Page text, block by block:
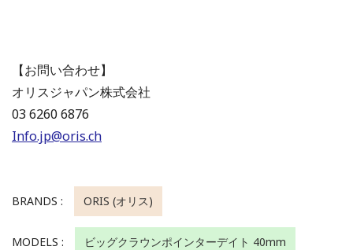
【お問い合わせ】
オリスジャパン株式会社
03 6260 6876
Info.jp@oris.ch
BRANDS : ORIS (オリス)
MODELS : ビッグクラウンポインターデイト 40mm